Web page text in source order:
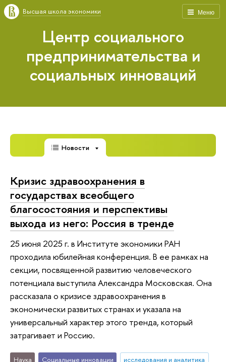
Меню
Высшая школа экономики
Центр социального
предпринимательства и
социальных инноваций
Новости
Кризис здравоохранения в
государствах всеобщего
благосостояния и перспективы
выхода из него: Россия в тренде
25 июня 2025 г. в Институте экономики РАН
проходила юбилейная конференция. В ее рамках на
секции, посвященной развитию человеческого
потенциала выступила Александра Московская. Она
рассказала о кризисе здравоохранения в
экономически развитых странах и указала на
универсальный характер этого тренда, который
затрагивает и Россию.
Наука Социальные инновации
исследования и аналитика